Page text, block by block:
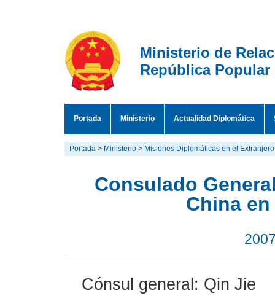
Ministerio de
República Popular
Portada Ministerio Actualidad Diplomática
Portada > Ministerio > Misiones Diplomáticas en el Extranjero
Consulado
China
Cónsul general: Qin Jie